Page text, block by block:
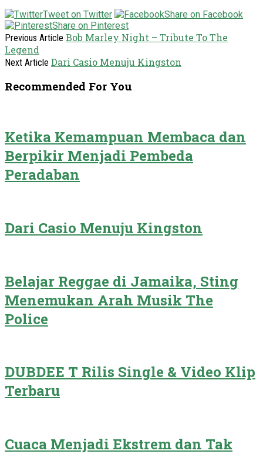
Tweet on Twitter
Share on Facebook
Share on Pinterest
Previous Article Bob Marley Night – Tribute To The
Legend
Next Article Dari Casio Menuju Kingston
Recommended For You
Ketika Kemampuan Membaca dan
Berpikir Menjadi Pembeda
Peradaban
Dari Casio Menuju Kingston
Belajar Reggae di Jamaika, Sting
Menemukan Arah Musik The
Police
DUBDEE T Rilis Single & Video Klip
Terbaru
Cuaca Menjadi Ekstrem dan Tak